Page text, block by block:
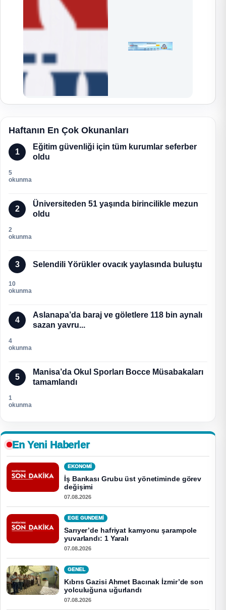
Haftanın En Çok Okunanları
1
Eğitim güvenliği için tüm kurumlar seferber
oldu
5
okunma
2
Üniversiteden 51 yaşında birincilikle mezun
oldu
2
okunma
3 Selendili Yörükler ovacık yaylasında buluştu
10
okunma
4
Aslanapa’da baraj ve göletlere 118 bin aynalı
sazan yavru...
4
okunma
5
Manisa’da Okul Sporları Bocce Müsabakaları
tamamlandı
1
okunma
En Yeni Haberler
EKONOMI
İş Bankası Grubu üst yönetiminde görev
değişimi
07.08.2026
EGE GUNDEMİ
Sarıyer’de hafriyat kamyonu şarampole
yuvarlandı: 1 Yaralı
07.08.2026
GENEL
Kıbrıs Gazisi Ahmet Bacınak İzmir’de son
yolculuğuna uğurlandı
07.08.2026